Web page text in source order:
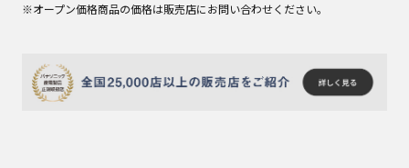
※オープン価格商品の価格は販売店にお問い合わせください。